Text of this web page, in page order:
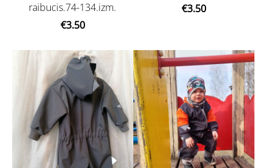
raibucis.74-134.izm.
€3.50
€3.50